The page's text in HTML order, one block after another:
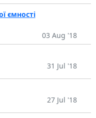
ємності
03 Aug '18
31 Jul '18
27 Jul '18